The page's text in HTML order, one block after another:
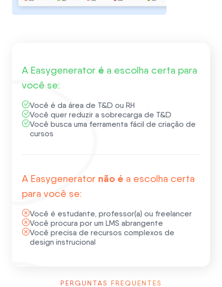
A Easygenerator é a escolha certa para
você se:
Você é da área de T&D ou RH
Você quer reduzir a sobrecarga de T&D
Você busca uma ferramenta fácil de criação de
cursos
A Easygenerator não é a escolha certa
para você se:
Você é estudante, professor(a) ou freelancer
Você procura por um LMS abrangente
Você precisa de recursos complexos de
design instrucional
PERGUNTAS FREQUENTES